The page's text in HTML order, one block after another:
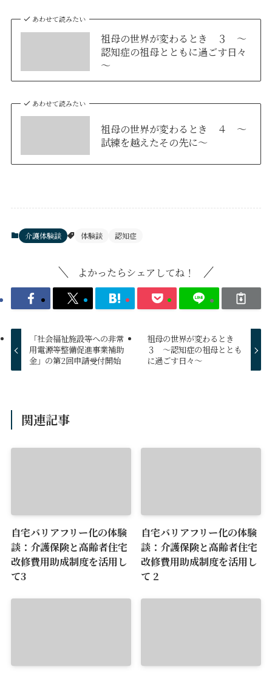
あわせて読みたい
祖母の世界が変わるとき ３ ～
認知症の祖母とともに過ごす日々
～
あわせて読みたい
祖母の世界が変わるとき ４ ～
試練を越えたその先に～
介護体験談 体験談 認知症
よかったらシェアしてね！
「社会福祉施設等への非常
用電源等整備促進事業補助
金」の第2回申請受付開始
祖母の世界が変わるとき
３ ～認知症の祖母ととも
に過ごす日々～
関連記事
自宅バリアフリー化の体験
談：介護保険と高齢者住宅
改修費用助成制度を活用し
て3
自宅バリアフリー化の体験
談：介護保険と高齢者住宅
改修費用助成制度を活用し
て 2